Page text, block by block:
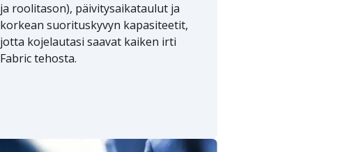
ja roolitason), päivitysaikataulut ja
korkean suorituskyvyn kapasiteetit,
jotta kojelautasi saavat kaiken irti
Fabric tehosta.